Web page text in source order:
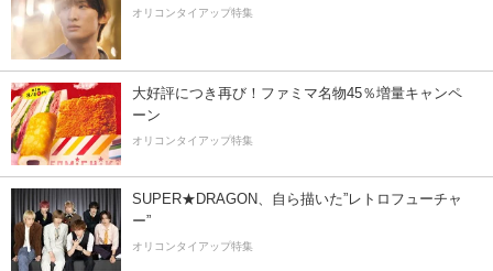
オリコンタイアップ特集
大好評につき再び！ファミマ名物45％増量キャンペ
ーン
オリコンタイアップ特集
SUPER★DRAGON、自ら描いた”レトロフューチャ
ー”
オリコンタイアップ特集